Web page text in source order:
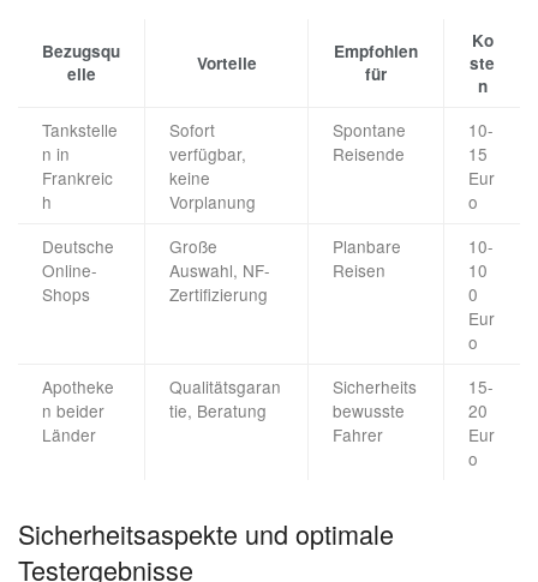
Bezugsqu
elle
Vorteile
Empfohlen
für
Ko
ste
n
Tankstelle
n in
Frankreic
h
Sofort
verfügbar,
keine
Vorplanung
Spontane
Reisende
10-
15
Eur
o
Deutsche
Online-
Shops
Große
Auswahl, NF-
Zertifizierung
Planbare
Reisen
10-
10
0
Eur
o
Apotheke
n beider
Länder
Qualitätsgaran
tie, Beratung
Sicherheits
bewusste
Fahrer
15-
20
Eur
o
Sicherheitsaspekte und optimale
Testergebnisse